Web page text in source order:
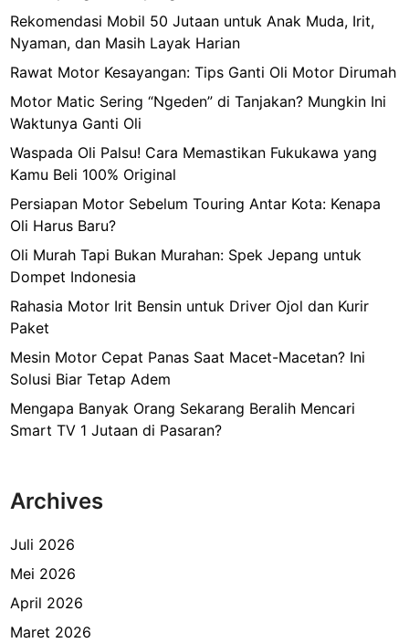
Rekomendasi Mobil 50 Jutaan untuk Anak Muda, Irit,
Nyaman, dan Masih Layak Harian
Rawat Motor Kesayangan: Tips Ganti Oli Motor Dirumah
Motor Matic Sering “Ngeden” di Tanjakan? Mungkin Ini
Waktunya Ganti Oli
Waspada Oli Palsu! Cara Memastikan Fukukawa yang
Kamu Beli 100% Original
Persiapan Motor Sebelum Touring Antar Kota: Kenapa
Oli Harus Baru?
Oli Murah Tapi Bukan Murahan: Spek Jepang untuk
Dompet Indonesia
Rahasia Motor Irit Bensin untuk Driver Ojol dan Kurir
Paket
Mesin Motor Cepat Panas Saat Macet-Macetan? Ini
Solusi Biar Tetap Adem
Mengapa Banyak Orang Sekarang Beralih Mencari
Smart TV 1 Jutaan di Pasaran?
Archives
Juli 2026
Mei 2026
April 2026
Maret 2026